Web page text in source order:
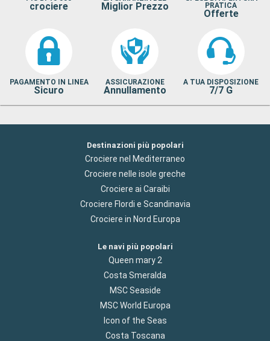
crociere Miglior Prezzo
PRATICA
Offerte
PAGAMENTO IN LINEA
Sicuro
ASSICURAZIONE
Annullamento
A TUA DISPOSIZIONE
7/7 G
Destinazioni più popolari
Crociere nel Mediterraneo
Crociere nelle isole greche
Crociere ai Caraibi
Crociere Flordi e Scandinavia
Crociere in Nord Europa
Le navi più popolari
Queen mary 2
Costa Smeralda
MSC Seaside
MSC World Europa
Icon of the Seas
Costa Toscana